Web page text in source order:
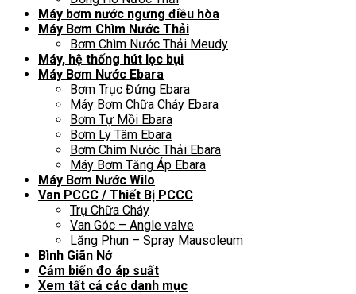
Máy bơm nước ngưng điều hòa
Máy Bơm Chìm Nước Thải
Bơm Chìm Nước Thải Meudy
Máy, hệ thống hút lọc bụi
Máy Bơm Nước Ebara
Bơm Trục Đứng Ebara
Máy Bơm Chữa Cháy Ebara
Bơm Tự Mồi Ebara
Bơm Ly Tâm Ebara
Bơm Chìm Nước Thải Ebara
Máy Bơm Tăng Áp Ebara
Máy Bơm Nước Wilo
Van PCCC / Thiết Bị PCCC
Trụ Chữa Cháy
Van Góc – Angle valve
Lăng Phun – Spray Mausoleum
Bình Giãn Nở
Cảm biến đo áp suất
Xem tất cả các danh mục